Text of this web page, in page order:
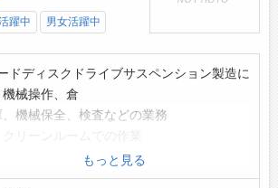
躍中 男女活躍中
ドディスクドライブサスペンション製造に
械操作、倉
機械保全、検査などの業務
直3班(4勤2休)または2直2班(週交替で昼
)の勤
もっと見る